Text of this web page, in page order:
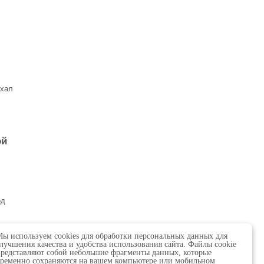
используем cookies для обработки персональных данных для
качества и удобства использования сайта. Файлы cookie
собой небольшие фрагменты данных, которые
сохраняются на вашем компьютере или мобильном